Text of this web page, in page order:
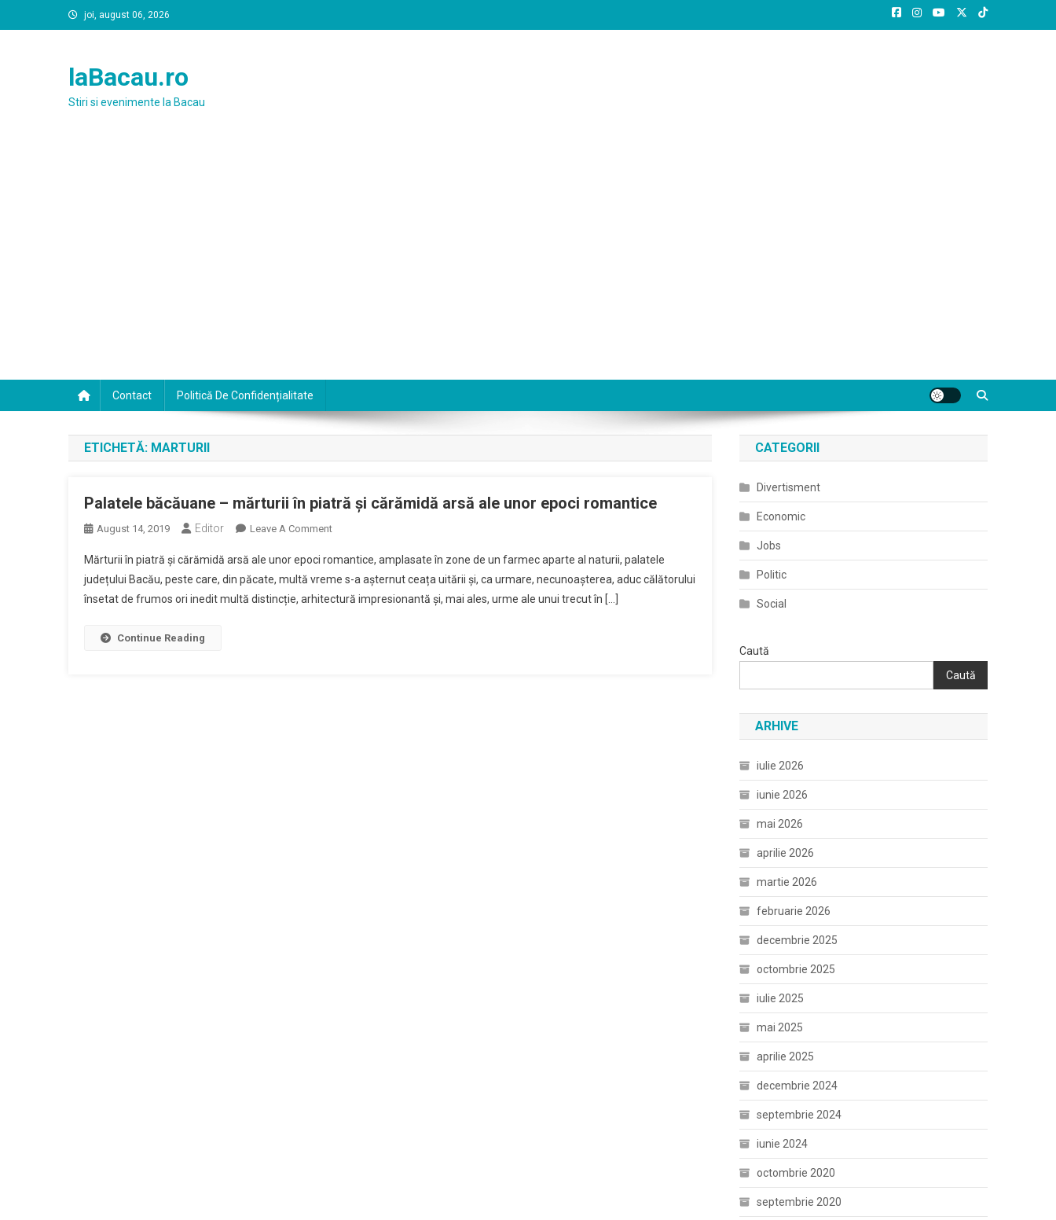
to
joi, august 06, 2026
laBacau.ro
Stiri si evenimente la Bacau
Contact Politică De Confidențialitate
ETICHETĂ: MARTURII
Palatele băcăuane – mărturii în piatră și cărămidă arsă ale unor epoci romantice
August 14, 2019 Editor Leave A CommentOn
Băcăuane
–
Mărturii
Mărturii în piatră și cărămidă arsă ale unor epoci romantice, amplasate în zone de un farmec aparte al naturii, palatele
județului Bacău, peste care, din păcate, multă vreme s-a așternut ceața uitării și, ca urmare, necunoașterea, aduc călătorului
însetat de frumos ori inedit multă distincție, arhitectură impresionantă și, mai ales, urme ale unui trecut în […]
Continue Reading
CATEGORII
Divertisment
Economic
Jobs
Politic
Social
Caută
Caută
ARHIVE
iulie 2026
iunie 2026
mai 2026
aprilie 2026
martie 2026
februarie 2026
decembrie 2025
octombrie 2025
iulie 2025
mai 2025
aprilie 2025
decembrie 2024
septembrie 2024
iunie 2024
octombrie 2020
septembrie 2020